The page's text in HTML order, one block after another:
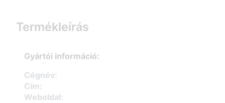
Termékleírás
Gyártói információ:
Cégnév:
Cím:
Weboldal: